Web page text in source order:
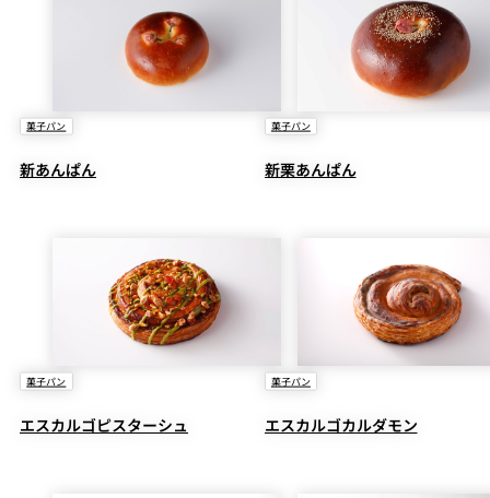
菓子パン
新あんぱん
菓子パン
新栗あんぱん
菓子パン
エスカルゴピスターシュ
菓子パン
エスカルゴカルダモン